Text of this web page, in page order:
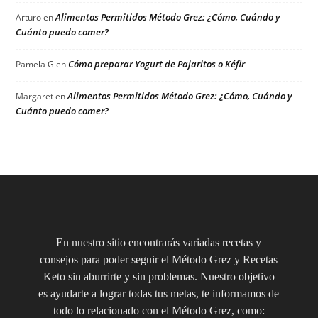
ArturoenAlimentos Permitidos Método Grez: ¿Cómo, Cuándo y
Cuánto puedo comer?
Pamela G enCómo preparar Yogurt de Pajaritos o Kéfir
MargaretenAlimentos Permitidos Método Grez: ¿Cómo, Cuándo y
Cuánto puedo comer?
En nuestro sitio encontrarás variadas recetas y
consejos para poder seguir el Método Grez y Recetas
Keto sin aburrirte y sin problemas. Nuestro objetivo
es ayudarte a lograr todas tus metas, te informamos de
todo lo relacionado con el Método Grez, como: